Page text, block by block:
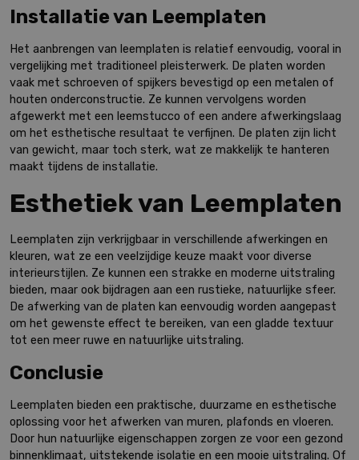
Installatie van Leemplaten
Het aanbrengen van leemplaten is relatief eenvoudig, vooral in
vergelijking met traditioneel pleisterwerk. De platen worden
vaak met schroeven of spijkers bevestigd op een metalen of
houten onderconstructie. Ze kunnen vervolgens worden
afgewerkt met een leemstucco of een andere afwerkingslaag
om het esthetische resultaat te verfijnen. De platen zijn licht
van gewicht, maar toch sterk, wat ze makkelijk te hanteren
maakt tijdens de installatie.
Esthetiek van Leemplaten
Leemplaten zijn verkrijgbaar in verschillende afwerkingen en
kleuren, wat ze een veelzijdige keuze maakt voor diverse
interieurstijlen. Ze kunnen een strakke en moderne uitstraling
bieden, maar ook bijdragen aan een rustieke, natuurlijke sfeer.
De afwerking van de platen kan eenvoudig worden aangepast
om het gewenste effect te bereiken, van een gladde textuur
tot een meer ruwe en natuurlijke uitstraling.
Conclusie
Leemplaten bieden een praktische, duurzame en esthetische
oplossing voor het afwerken van muren, plafonds en vloeren.
Door hun natuurlijke eigenschappen zorgen ze voor een gezond
binnenklimaat, uitstekende isolatie en een mooie uitstraling. Of